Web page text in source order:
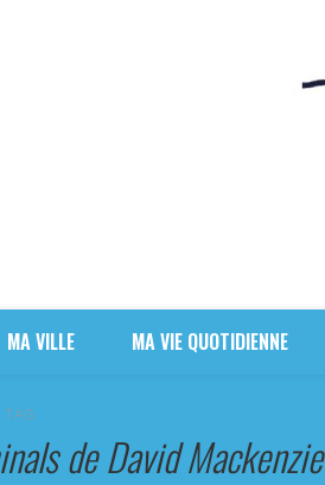
MA VILLE MA VIE QUOTIDIENNE
de David Mackenzie